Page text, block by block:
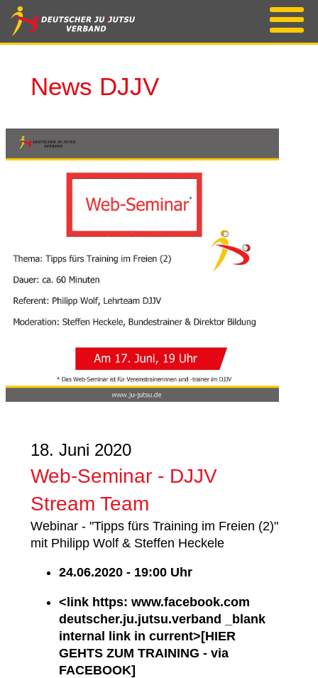
News DJJV
18. Juni 2020
Web-Seminar - DJJV
Stream Team
Webinar - "Tipps fürs Training im Freien (2)"
mit Philipp Wolf & Steffen Heckele
24.06.2020 - 19:00 Uhr
<link https: www.facebook.com
deutscher.ju.jutsu.verband _blank
internal link in current>[HIER
GEHTS ZUM TRAINING - via
FACEBOOK]